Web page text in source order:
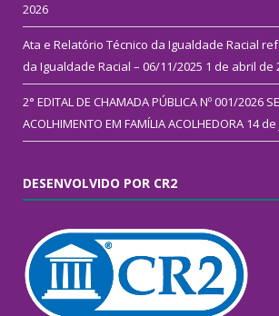
2026
Ata e Relatório Técnico da Igualdade Racial
da Igualdade Racial – 06/11/2025 1 de abril de
2° EDITAL DE CHAMADA PÚBLICA Nº 001/2026
ACOLHIMENTO EM FAMÍLIA ACOLHEDORA 14
DESENVOLVIDO POR CR2